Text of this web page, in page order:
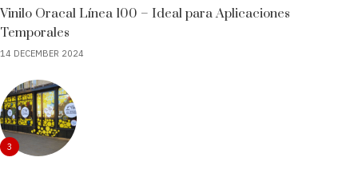
Vinilo Oracal Línea 100 – Ideal para Aplicaciones
Temporales
14 DECEMBER 2024
3